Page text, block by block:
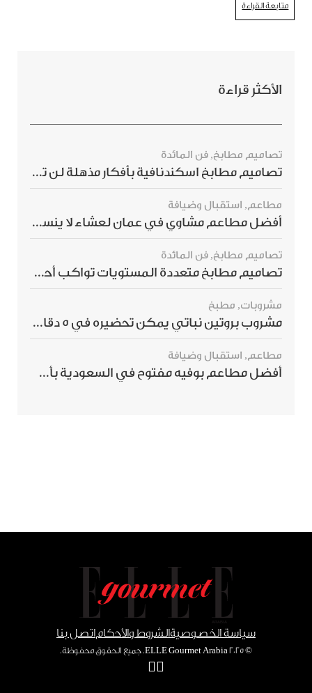
متابعة القراءة
الأكثر قراءة
تصاميم مطابخ, فن المائدة
تصاميم مطابخ اسكندنافية بأفكار مذهلة لن ترغبي بتفويتها
مطاعم, استقبال وضيافة
أفضل مطاعم مشاوي في عمان لعشاء لا ينسى
تصاميم مطابخ, فن المائدة
تصاميم مطابخ متعددة المستويات تواكب أحدث صيحات الديكور العالمي
مشروبات, مطبخ
مشروب بروتين نباتي يمكن تحضيره في 5 دقائق ويمنحك شعورًا بالشبع
مطاعم, استقبال وضيافة
أفضل مطاعم بوفيه مفتوح في السعودية بأسعار تناسب الجميع
سياسة الخصوصيةالشروط والأحكاماتصل بنا
© ٢٠٢٥ ELLE Gourmet Arabia. جميع الحقوق محفوظة.